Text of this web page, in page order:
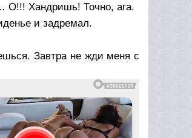
О!!! Хандришь! Точно, ага.
и задремал.
Завтра не жди меня с